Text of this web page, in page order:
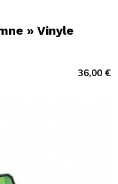
» Vinyle
36,00 €